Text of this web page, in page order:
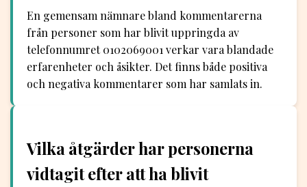
En gemensam nämnare bland kommentarerna
från personer som har blivit uppringda av
telefonnumret 0102069001 verkar vara blandade
erfarenheter och åsikter. Det finns både positiva
och negativa kommentarer som har samlats in.
Vilka åtgärder har personerna
vidtagit efter att ha blivit